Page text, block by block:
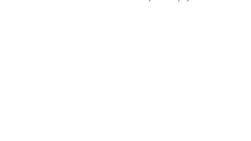
мен сұлулық әлеміне еніңіз.